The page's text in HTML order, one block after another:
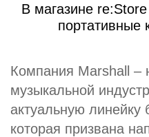
В магазине
портативные
Компания Marshall –
музыкальной
актуальную линейку
которая призвана